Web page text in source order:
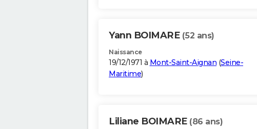
Yann BOIMARE (52 ans)
Naissance
19/12/1971 à Mont-Saint-Aignan (Seine-
Maritime)
Liliane BOIMARE (86 ans)